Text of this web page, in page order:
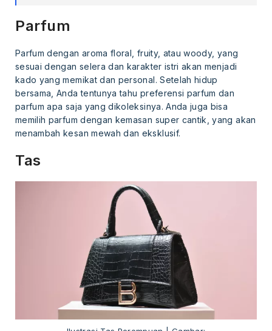
Parfum
Parfum dengan aroma floral, fruity, atau woody, yang
sesuai dengan selera dan karakter istri akan menjadi
kado yang memikat dan personal. Setelah hidup
bersama, Anda tentunya tahu preferensi parfum dan
parfum apa saja yang dikoleksinya. Anda juga bisa
memilih parfum dengan kemasan super cantik, yang akan
menambah kesan mewah dan eksklusif.
Tas